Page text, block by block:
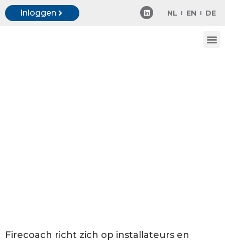
Inloggen NL EN DE
Firecoach richt zich op installateurs en